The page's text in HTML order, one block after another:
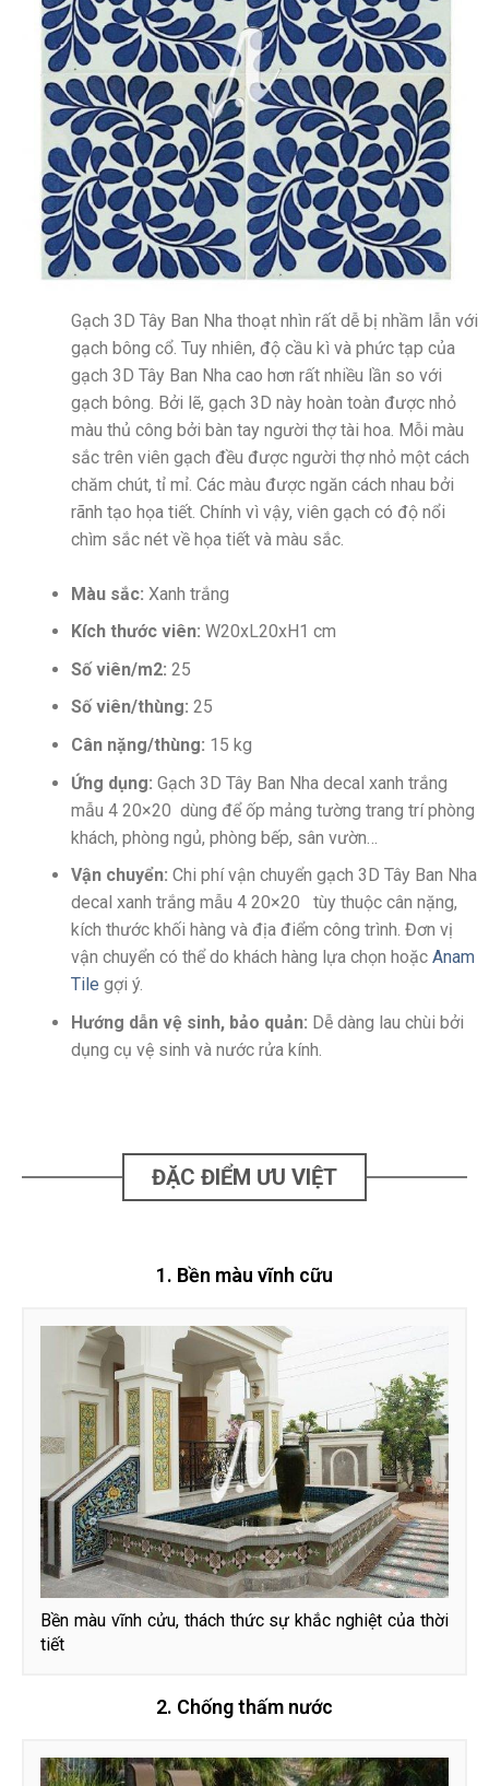
Gạch 3D Tây Ban Nha thoạt nhìn rất dễ bị nhầm lẫn với
gạch bông cổ. Tuy nhiên, độ cầu kì và phức tạp của
gạch 3D Tây Ban Nha cao hơn rất nhiều lần so với
gạch bông. Bởi lẽ, gạch 3D này hoàn toàn được nhỏ
màu thủ công bởi bàn tay người thợ tài hoa. Mỗi màu
sắc trên viên gạch đều được người thợ nhỏ một cách
chăm chút, tỉ mỉ. Các màu được ngăn cách nhau bởi
rãnh tạo họa tiết. Chính vì vậy, viên gạch có độ nổi
chìm sắc nét về họa tiết và màu sắc.
Màu sắc: Xanh trắng
Kích thước viên: W20xL20xH1 cm
Số viên/m2: 25
Số viên/thùng: 25
Cân nặng/thùng: 15 kg
Ứng dụng: Gạch 3D Tây Ban Nha decal xanh trắng
mẫu 4 20×20 dùng để ốp mảng tường trang tríphòng
khách, phòng ngủ, phòng bếp, sân vườn…
Vận chuyển: Chi phí vận chuyển gạch 3D Tây Ban Nha
decal xanh trắng mẫu 4 20×20
tùy thuộc cân nặng,
kích thước khối hàng và địa điểm công trình. Đơn vị
vận chuyển có thể do khách hàng lựa chọn hoặc Anam
Tile gợi ý.
Hướng dẫn vệ sinh, bảo quản: Dễ dàng lau chùi bởi
dụng cụ vệ sinh và nước rửa kính.
ĐẶC ĐIỂM ƯU VIỆT
1. Bền màu vĩnh cữu
Bền màu vĩnh cửu, thách thức sự khắc nghiệt của thời
tiết
2. Chống thấm nước